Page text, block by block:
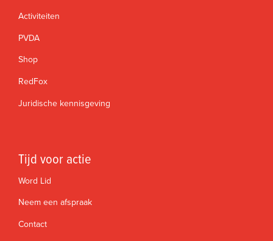
Activiteiten
PVDA
Shop
RedFox
Juridische kennisgeving
Tijd voor actie
Word Lid
Neem een afspraak
Contact